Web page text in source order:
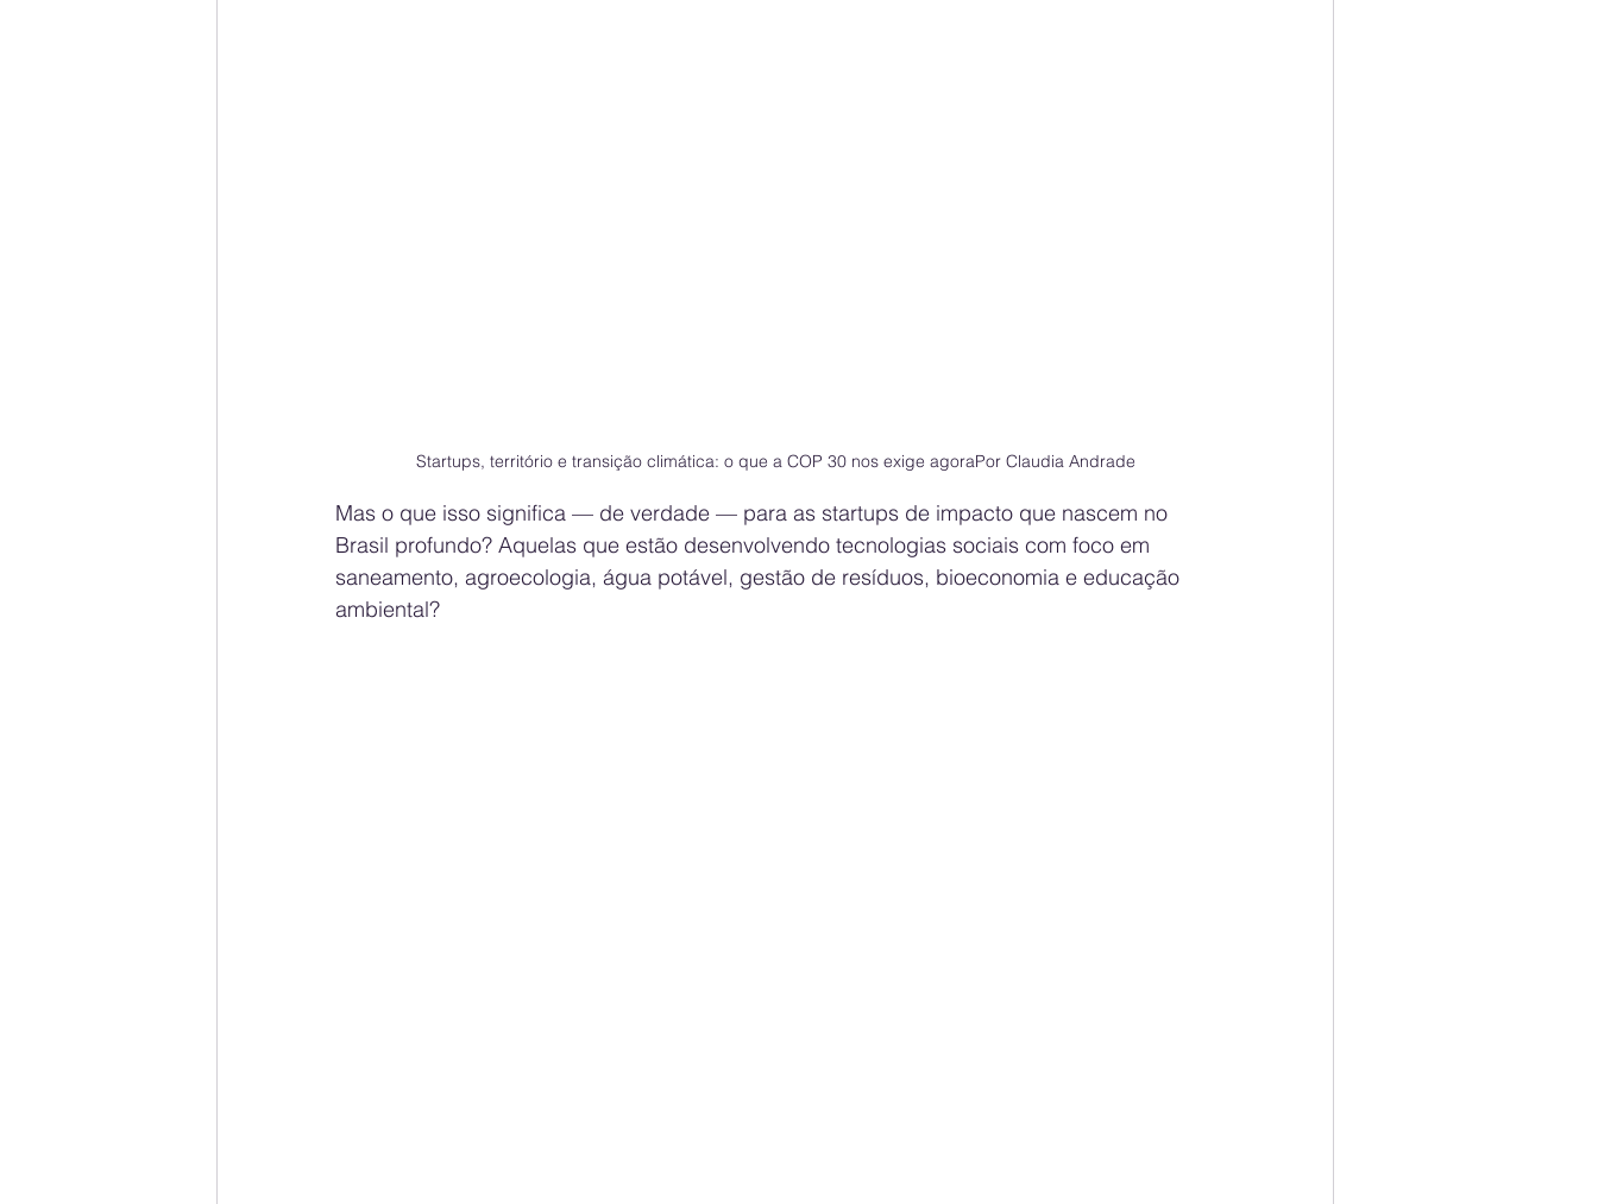
Startups, território e transição climática: o que a COP 30 nos exige agoraPor Claudia Andrade
Mas o que isso significa — de verdade — para as startups de impacto que nascem no
Brasil profundo? Aquelas que estão desenvolvendo tecnologias sociais com foco em
saneamento, agroecologia, água potável, gestão de resíduos, bioeconomia e educação
ambiental?